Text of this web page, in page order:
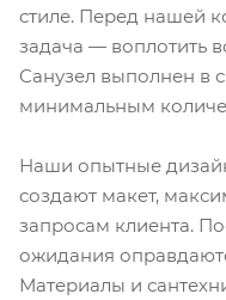
стиле. Перед нашей
задача — воплотить
Санузел выполнен в
минимальным
Наши опытные
создают макет,
запросам клиента.
ожидания
Материалы и